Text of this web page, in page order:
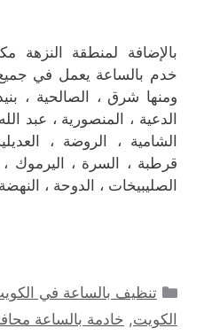
بالإضافة لمنطقة النزهة
خدم بالساعة يعمل في
ومنها شرق ، الصالحية ،
الدعية ، المنصورية ، عبد
الشامية ، الروضة ،
قرطبة ، السرة ، اليرموك
الصليبيخات ، الدوحة ،
التصنيفات
تنظيف بالساعة في
الكويت, خادمة بالساعة